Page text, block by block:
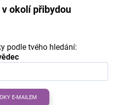
okolí přibydou
podle tvého hledání:
E-MAILEM